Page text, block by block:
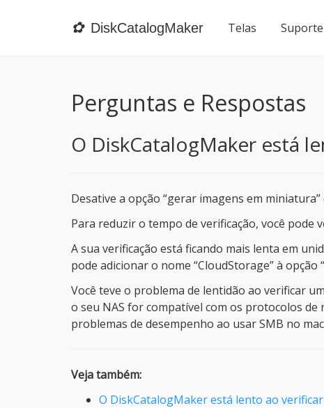
✿ DiskCatalogMaker Telas Suporte
Perguntas e Respostas
O DiskCatalogMaker está
Desative a opção “gerar imagens em
Para reduzir o tempo de verificação, você pode
A sua verificação está ficando mais lenta em
pode adicionar o nome “CloudStorage” à
Você teve o problema de lentidão ao verificar
o seu NAS for compatível com os protocolos de
problemas de desempenho ao usar SMB no
Veja também:
O DiskCatalogMaker está lento ao